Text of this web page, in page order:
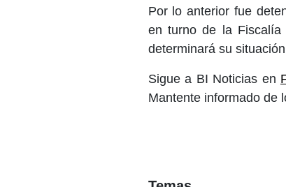
Por lo anterior fue
en turno de la Fiscalía
determinará su
Sigue a BI Noticias en
Mantente informado de